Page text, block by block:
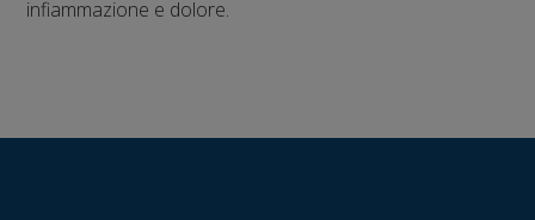
infiammazione e dolore.